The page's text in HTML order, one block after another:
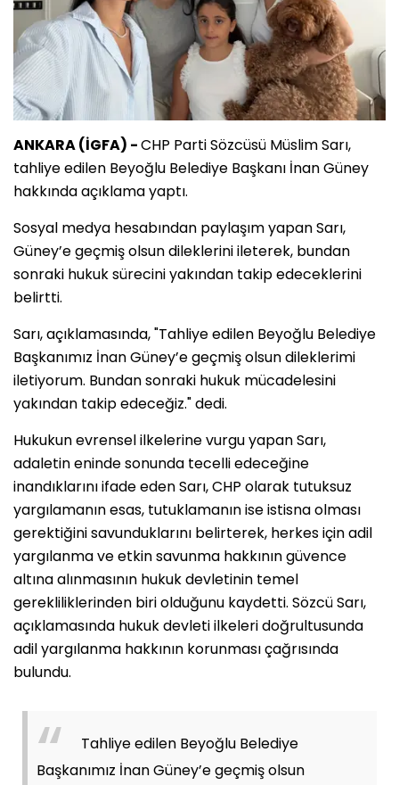
ANKARA (İGFA) -CHP Parti Sözcüsü Müslim Sarı,
tahliye edilen Beyoğlu Belediye Başkanı İnan Güney
hakkında açıklama yaptı.
Sosyal medya hesabından paylaşım yapan Sarı,
Güney’e geçmiş olsun dileklerini ileterek, bundan
sonraki hukuk sürecini yakından takip edeceklerini
belirtti.
Sarı, açıklamasında, "Tahliye edilen Beyoğlu Belediye
Başkanımız İnan Güney’e geçmiş olsun dileklerimi
iletiyorum. Bundan sonraki hukuk mücadelesini
yakından takip edeceğiz." dedi.
Hukukun evrensel ilkelerine vurgu yapan Sarı,
adaletin eninde sonunda tecelli edeceğine
inandıklarını ifade eden Sarı, CHP olarak tutuksuz
yargılamanın esas, tutuklamanın ise istisna olması
gerektiğini savunduklarını belirterek, herkes için adil
yargılanma ve etkin savunma hakkının güvence
altına alınmasının hukuk devletinin temel
gerekliliklerinden biri olduğunu kaydetti. Sözcü Sarı,
açıklamasında hukuk devleti ilkeleri doğrultusunda
adil yargılanma hakkının korunması çağrısında
bulundu.
Tahliye edilen Beyoğlu Belediye
Başkanımız İnan Güney’e geçmiş olsun